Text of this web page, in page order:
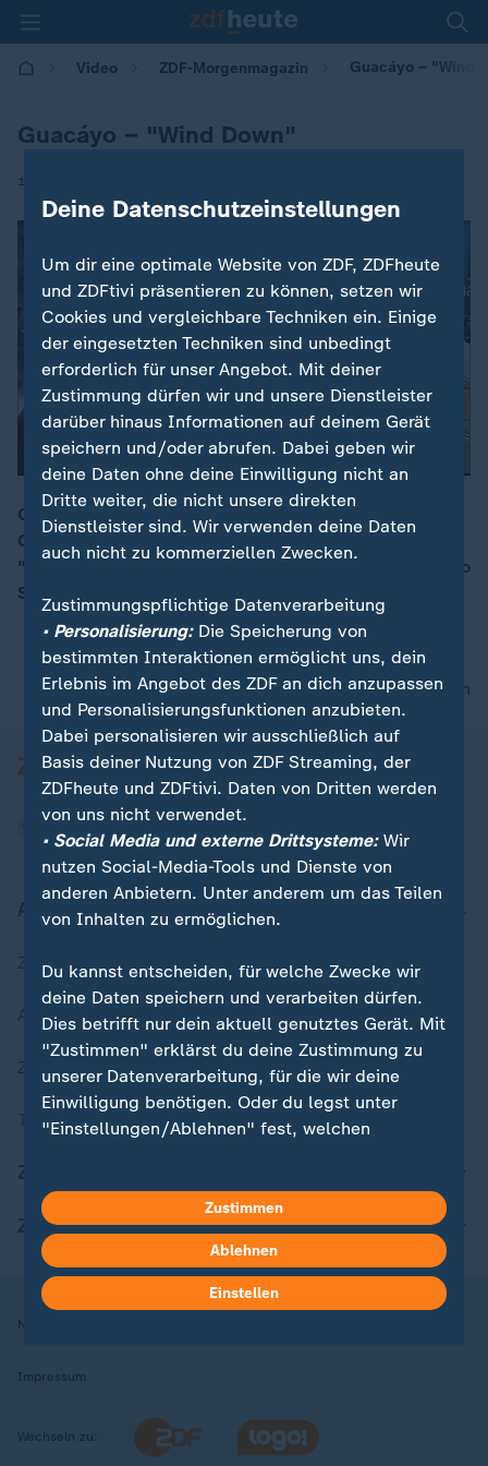
Video ZDF-Morgenmagazin Guacáyo – "Wind
Guacáyo – "Wind Down"
16.10.2024 | 05:30
00:15
Guacáyo ist eine Indie-Band aus Hamburg. Im moma
Café stehen die Vier auf der Bühne mit ihrem Song
"Wind Down" aus ihrem aktuellem Debütalbum "Indigo
Sky".
nach oben
Aktuell bei ZDFheute
Zuletzt veröffentlicht
Aktuelle Sendungs-Videos
ZDFheute Stories
Themen im Überblick
ZDFheute Apps
Nutzungsbedingungen
Impressum
Wechseln zu:
Deine Datenschutzeinstellungen
Um dir eine optimale Website von ZDF, ZDFheute
und ZDFtivi präsentieren zu können, setzen wir
Cookies und vergleichbare Techniken ein. Einige
der eingesetzten Techniken sind unbedingt
erforderlich für unser Angebot. Mit deiner
Zustimmung dürfen wir und unsere Dienstleister
darüber hinaus Informationen auf deinem Gerät
speichern und/oder abrufen. Dabei geben wir
deine Daten ohne deine Einwilligung nicht an
Dritte weiter, die nicht unsere direkten
Dienstleister sind. Wir verwenden deine Daten
auch nicht zu kommerziellen Zwecken.
Zustimmungspflichtige Datenverarbeitung
• Personalisierung:Die Speicherung von
bestimmten Interaktionen ermöglicht uns, dein
Erlebnis im Angebot des ZDF an dich anzupassen
und Personalisierungsfunktionen anzubieten.
Dabei personalisieren wir ausschließlich auf
Basis deiner Nutzung von ZDF Streaming, der
ZDFheute und ZDFtivi. Daten von Dritten werden
von uns nicht verwendet.
• Social Media und externe Drittsysteme:Wir
nutzen Social-Media-Tools und Dienste von
anderen Anbietern. Unter anderem um das Teilen
von Inhalten zu ermöglichen.
Du kannst entscheiden, für welche Zwecke wir
deine Daten speichern und verarbeiten dürfen.
Dies betrifft nur dein aktuell genutztes Gerät. Mit
"Zustimmen" erklärst du deine Zustimmung zu
unserer Datenverarbeitung, für die wir deine
Einwilligung benötigen. Oder du legst unter
"Einstellungen/Ablehnen" fest, welchen
kannst du jederzeit mit Wirkung für die Zukunft
in deinen Einstellungen widerrufen oder ändern.
Hier findest du das Impressum.
Weitere Informationen findest du in unserer
Zustimmen
Ablehnen
Einstellen